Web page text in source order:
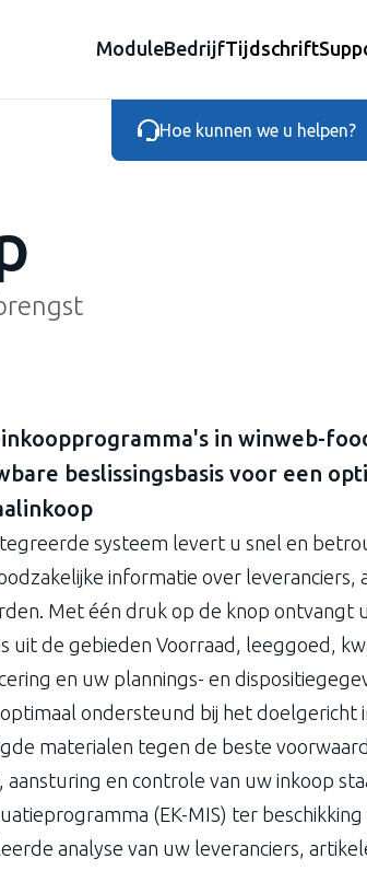
ModuleBedrijfTijdschrift
Hoe kunnen we u helpen?
in winweb-
beslissingsbasis voor een
systeem levert u snel en
informatie over leveranciers,
Met één druk op de knop ontvangt
uit de gebieden Voorraad, leeggoed,
en uw plannings- en
ondersteund bij het doelgericht
materialen tegen de beste
aansturing en controle van uw inkoop
(EK-MIS) ter
analyse van uw leveranciers,